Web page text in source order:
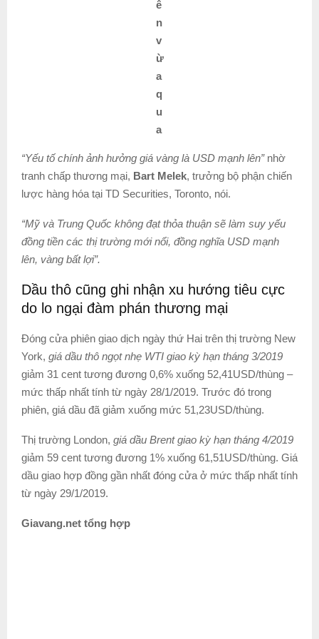
ê
n
v
ừ
a
q
u
a
“Yếu tố chính ảnh hưởng giá vàng là USD mạnh lên”nhờ
tranh chấp thương mại, Bart Melek, trưởng bộ phận chiến
lược hàng hóa tại TD Securities, Toronto, nói.
“Mỹ và Trung Quốc không đạt thỏa thuận sẽ làm suy yếu
đồng tiền các thị trường mới nổi, đồng nghĩa USD mạnh
lên, vàng bất lợi”.
Dầu thô cũng ghi nhận xu hướng tiêu cực
do lo ngại đàm phán thương mại
Đóng cửa phiên giao dịch ngày thứ Hai trên thị trường New
York, giá dầu thô ngọt nhẹ WTI giao kỳ hạn tháng 3/2019
giảm 31 cent tương đương 0,6% xuống 52,41USD/thùng –
mức thấp nhất tính từ ngày 28/1/2019. Trước đó trong
phiên, giá dầu đã giảm xuống mức 51,23USD/thùng.
Thị trường London, giá dầu Brent giao kỳ hạn tháng 4/2019
giảm 59 cent tương đương 1% xuống 61,51USD/thùng. Giá
dầu giao hợp đồng gần nhất đóng cửa ở mức thấp nhất tính
từ ngày 29/1/2019.
Giavang.net tổng hợp